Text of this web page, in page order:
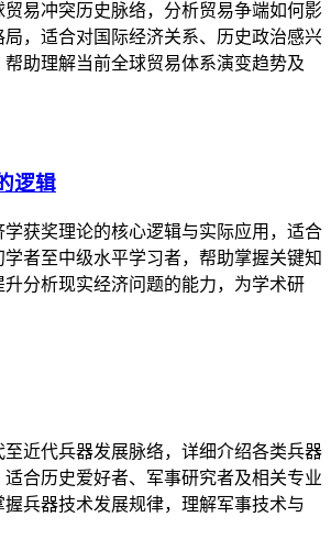
易冲突历史脉络，分析贸易争端如何影
局，适合对国际经济关系、历史政治感兴
助理解当前全球贸易体系演变趋势及
逻辑
获奖理论的核心逻辑与实际应用，适合
者至中级水平学习者，帮助掌握关键知
分析现实经济问题的能力，为学术研
近代兵器发展脉络，详细介绍各类兵器
合历史爱好者、军事研究者及相关专业
兵器技术发展规律，理解军事技术与